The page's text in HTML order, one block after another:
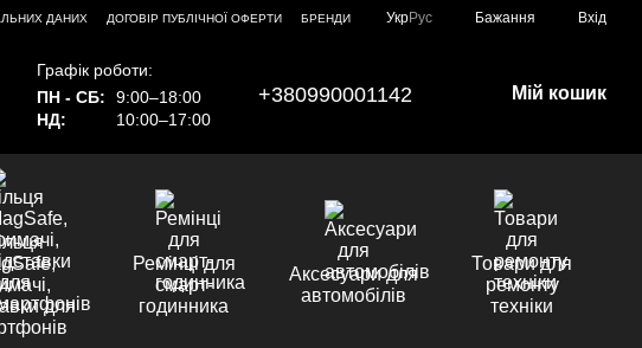
ДАНИХ ДОГОВІР ПУБЛІЧНОЇ ОФЕРТИ
БРЕНДИ
УкрРус Бажання Вхід
Графік роботи:
ПН - СБ:
9:00–18:00
НД:
10:00–17:00
+380990001142 Мій кошик
для
Ремінці для
смарт-
годинника
Аксесуари для
автомобілів
Товари для
ремонту
техніки